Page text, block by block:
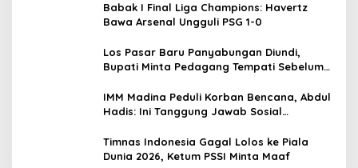
Babak I Final Liga Champions: Havertz
Bawa Arsenal Ungguli PSG 1-0
Los Pasar Baru Panyabungan Diundi,
Bupati Minta Pedagang Tempati Sebelum
IMM Madina Peduli Korban Bencana, Abdul
Hadis: Ini Tanggung Jawab Sosial
Timnas Indonesia Gagal Lolos ke Piala
Dunia 2026, Ketum PSSI Minta Maaf